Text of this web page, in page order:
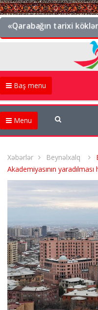
tarixi kökləri
Baş menu
Menu
Xəbərlər Beynəlxalq
Akademiyasının